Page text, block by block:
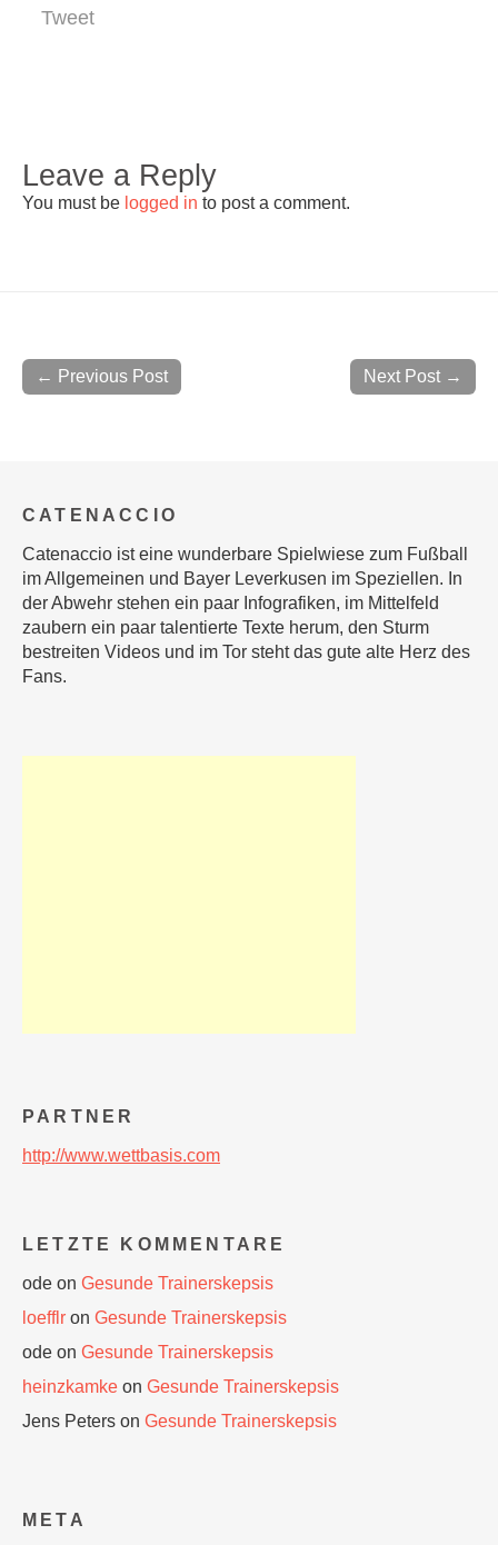
Tweet
Leave a Reply
You must be logged in to post a comment.
Next Post →
← Previous Post
CATENACCIO
Catenaccio ist eine wunderbare Spielwiese zum Fußball
im Allgemeinen und Bayer Leverkusen im Speziellen. In
der Abwehr stehen ein paar Infografiken, im Mittelfeld
zaubern ein paar talentierte Texte herum, den Sturm
bestreiten Videos und im Tor steht das gute alte Herz des
Fans.
PARTNER
http://www.wettbasis.com
LETZTE KOMMENTARE
ode on Gesunde Trainerskepsis
loefflr on Gesunde Trainerskepsis
ode on Gesunde Trainerskepsis
heinzkamke on Gesunde Trainerskepsis
Jens Peters on Gesunde Trainerskepsis
META